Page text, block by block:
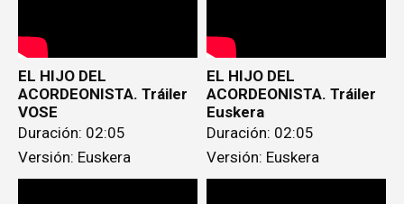
EL HIJO DEL
ACORDEONISTA. Tráiler
VOSE
Duración: 02:05
Versión: Euskera
EL HIJO DEL
ACORDEONISTA. Tráiler
Euskera
Duración: 02:05
Versión: Euskera